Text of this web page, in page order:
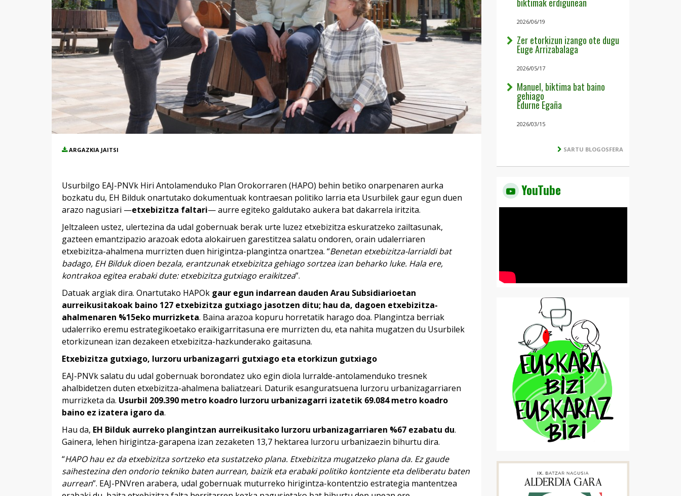
ARGAZKIA JAITSI
Usurbilgo EAJ-PNVk Hiri Antolamenduko Plan Orokorraren (HAPO) behin betiko onarpenaren aurka
bozkatu du, EH Bilduk onartutako dokumentuak kontraesan politiko larria eta Usurbilek gaur egun duen
arazo nagusiari —etxebizitza faltari— aurre egiteko galdutako aukera bat dakarrela iritzita.
Jeltzaleen ustez, ulertezina da udal gobernuak berak urte luzez etxebizitza eskuratzeko zailtasunak,
gazteen emantzipazio arazoak edota alokairuen garestitzea salatu ondoren, orain udalerriaren
etxebizitza-ahalmena murrizten duen hirigintza-plangintza onartzea. “Benetan etxebizitza-larrialdi bat
badago, EH Bilduk dioen bezala, erantzunak etxebizitza gehiago sortzea izan beharko luke. Hala ere,
kontrakoa egitea erabaki dute: etxebizitza gutxiago eraikitzea”.
Datuak argiak dira. Onartutako HAPOk gaur egun indarrean dauden Arau Subsidiarioetan
aurreikusitakoak baino 127 etxebizitza gutxiago jasotzen ditu; hau da, dagoen etxebizitza-
ahalmenaren %15eko murrizketa. Baina arazoa kopuru horretatik harago doa. Plangintza berriak
udalerriko eremu estrategikoetako eraikigarritasuna ere murrizten du, eta nahita mugatzen du Usurbilek
etorkizunean izan dezakeen etxebizitza-hazkunderako gaitasuna.
Etxebizitza gutxiago, lurzoru urbanizagarri gutxiago eta etorkizun gutxiago
EAJ-PNVk salatu du udal gobernuak borondatez uko egin diola lurralde-antolamenduko tresnek
ahalbidetzen duten etxebizitza-ahalmena baliatzeari. Daturik esanguratsuena lurzoru urbanizagarriaren
murrizketa da. Usurbil 209.390 metro koadro lurzoru urbanizagarri izatetik 69.084 metro koadro
baino ez izatera igaro da.
Hau da, EH Bilduk aurreko plangintzan aurreikusitako lurzoru urbanizagarriaren %67 ezabatu du.
Gainera, lehen hirigintza-garapena izan zezaketen 13,7 hektarea lurzoru urbanizaezin bihurtu dira.
“HAPO hau ez da etxebizitza sortzeko eta sustatzeko plana. Etxebizitza mugatzeko plana da. Ez gaude
saihestezina den ondorio tekniko baten aurrean, baizik eta erabaki politiko kontziente eta deliberatu baten
aurrean”. EAJ-PNVren arabera, udal gobernuak muturreko hirigintza-kontentzio estrategia mantentzea
2026/06/19
Zer etorkizun izango ote dugu
Euge Arrizabalaga
2026/05/17
Manuel, biktima bat baino
gehiago
Edurne Egaña
2026/03/15
SARTU BLOGOSFERA
YouTube